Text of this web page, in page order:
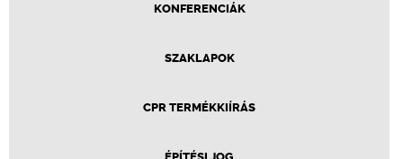
KONFERENCIÁK
SZAKLAPOK
CPR TERMÉKKIÍRÁS
ÉPÍTÉSI JOG